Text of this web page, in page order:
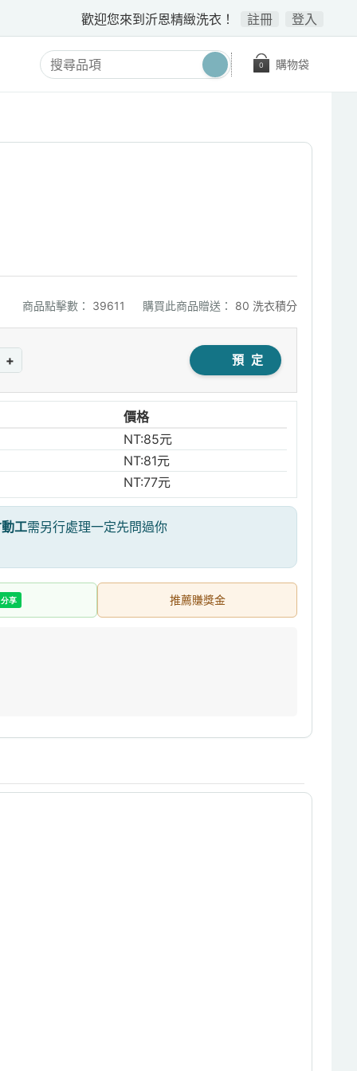
歡迎您來到沂恩精緻洗衣！ 註冊 登入
購物袋
0
商品點擊數： 39611 購買此商品贈送： 80 洗衣積分
+ 預 定
價格
NT:85元
NT:81元
NT:77元
工需另行處理一定先問過你
推薦賺獎金